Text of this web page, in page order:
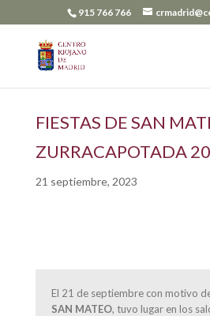
915 766 766
FIESTAS DE SAN
ZURRACAPOTADA
21 septiembre, 2023
El 21 de septiembre con motivo
SAN MATEO, tuvo lugar en los